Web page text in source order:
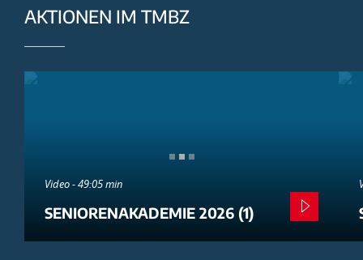
AKTIONEN IM TMBZ
Video - 49:05 min
SENIORENAKADEMIE 2026 (1)